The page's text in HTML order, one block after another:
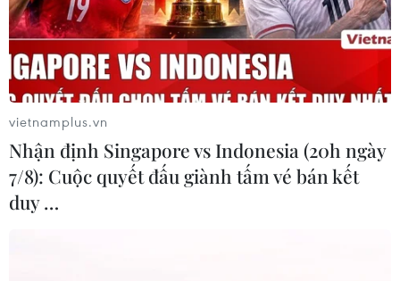
vietnamplus.vn
Nhận định Singapore vs Indonesia (20h ngày
7/8): Cuộc quyết đấu giành tấm vé bán kết
duy …